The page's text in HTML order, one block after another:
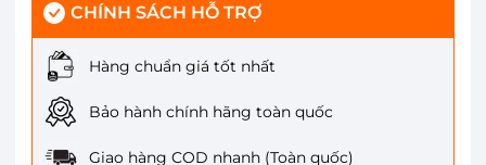
CHÍNH SÁCH HỖ TRỢ
Hàng chuẩn giá tốt nhất
Bảo hành chính hãng toàn quốc
Giao hàng COD nhanh (Toàn quốc)